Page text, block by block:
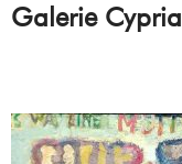
Galerie